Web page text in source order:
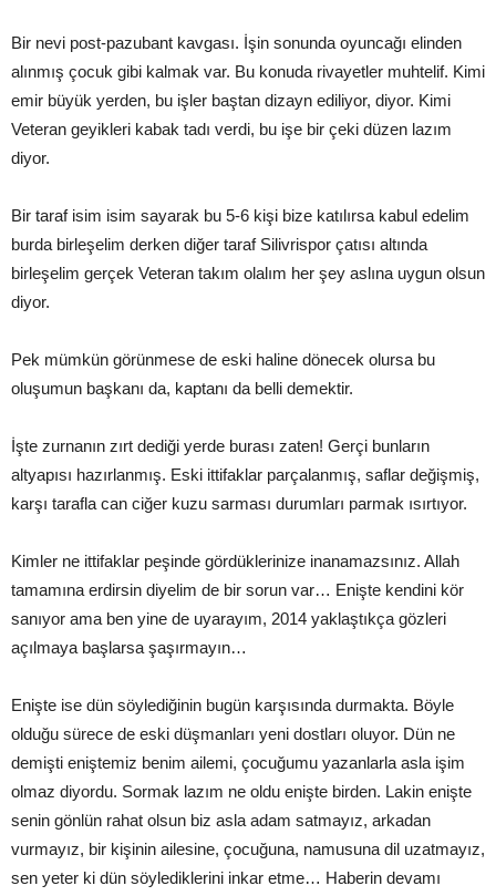
Bir nevi post-pazubant kavgası. İşin sonunda oyuncağı elinden
alınmış çocuk gibi kalmak var. Bu konuda rivayetler muhtelif. Kimi
emir büyük yerden, bu işler baştan dizayn ediliyor, diyor. Kimi
Veteran geyikleri kabak tadı verdi, bu işe bir çeki düzen lazım
diyor.
Bir taraf isim isim sayarak bu 5-6 kişi bize katılırsa kabul edelim
burda birleşelim derken diğer taraf Silivrispor çatısı altında
birleşelim gerçek Veteran takım olalım her şey aslına uygun olsun
diyor.
Pek mümkün görünmese de eski haline dönecek olursa bu
oluşumun başkanı da, kaptanı da belli demektir.
İşte zurnanın zırt dediği yerde burası zaten! Gerçi bunların
altyapısı hazırlanmış. Eski ittifaklar parçalanmış, saflar değişmiş,
karşı tarafla can ciğer kuzu sarması durumları parmak ısırtıyor.
Kimler ne ittifaklar peşinde gördüklerinize inanamazsınız. Allah
tamamına erdirsin diyelim de bir sorun var… Enişte kendini kör
sanıyor ama ben yine de uyarayım, 2014 yaklaştıkça gözleri
açılmaya başlarsa şaşırmayın…
Enişte ise dün söylediğinin bugün karşısında durmakta. Böyle
olduğu sürece de eski düşmanları yeni dostları oluyor. Dün ne
demişti eniştemiz benim ailemi, çocuğumu yazanlarla asla işim
olmaz diyordu. Sormak lazım ne oldu enişte birden. Lakin enişte
senin gönlün rahat olsun biz asla adam satmayız, arkadan
vurmayız, bir kişinin ailesine, çocuğuna, namusuna dil uzatmayız,
sen yeter ki dün söylediklerini inkar etme… Haberin devamı